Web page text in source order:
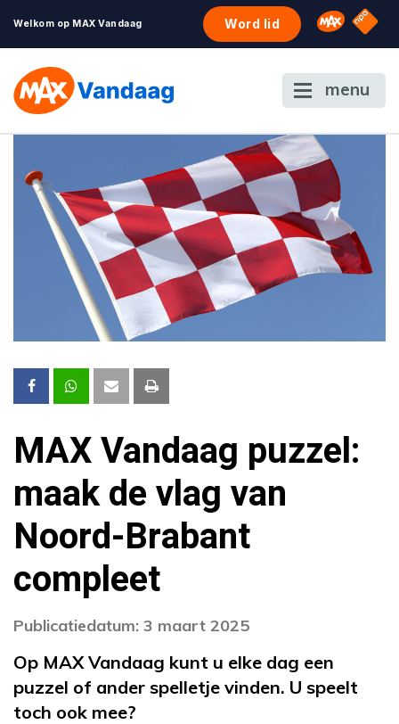
Welkom op MAX Vandaag Word lid Omroep
NPO
menu
MAX Vandaag puzzel:
maak de vlag van
Noord-Brabant
compleet
Publicatiedatum: 3 maart 2025
Op MAX Vandaag kunt u elke dag een
puzzel of ander spelletje vinden. U speelt
toch ook mee?